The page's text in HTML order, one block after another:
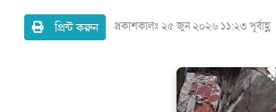
প্রিন্ট করুন প্রকাশকালঃ ২৫ জুন ২০২৬ ১১:২৩